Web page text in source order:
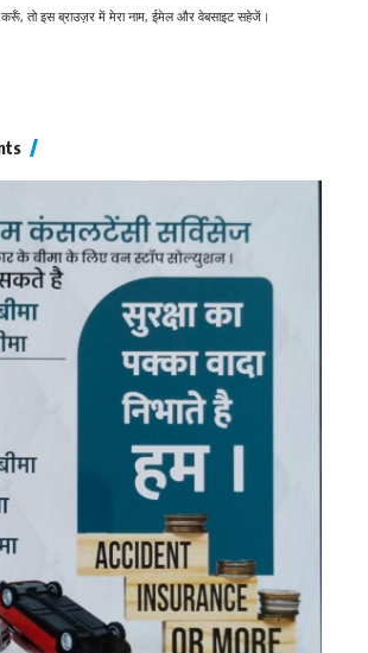
करूँ, तो इस ब्राउज़र में मेरा नाम, ईमेल और वेबसाइट सहेजें।